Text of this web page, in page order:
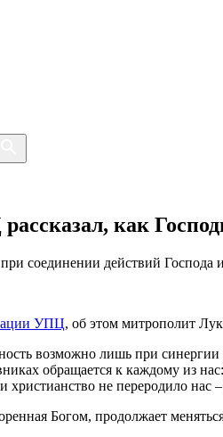
как
соединении действий Господа
УПЦ, об этом митрополит
возможно лишь при
обращается к каждому из
христианство не переродило
Богом, продолжает